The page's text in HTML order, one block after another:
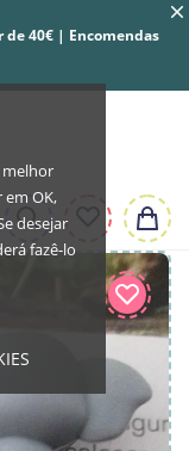
melhor
em OK,
desejar
fazê-lo
de 40€ | Encomendas